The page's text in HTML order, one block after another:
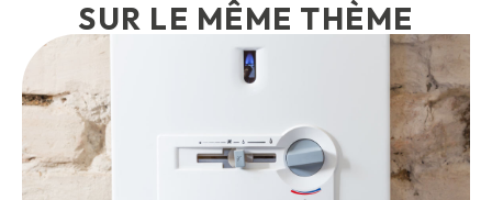
SUR LE MÊME THÈME